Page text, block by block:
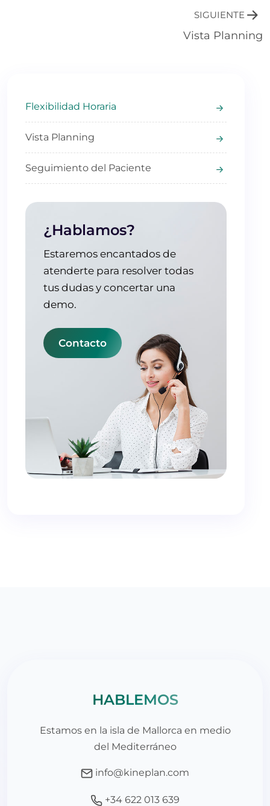
SIGUIENTE
Vista Planning
Flexibilidad Horaria
Vista Planning
Seguimiento del Paciente
¿Hablamos?
Estaremos encantados de
atenderte para resolver todas
tus dudas y concertar una
demo.
Contacto
HABLEMOS
Estamos en la isla de Mallorca en medio
del Mediterráneo
info@kineplan.com
+34 622 013 639